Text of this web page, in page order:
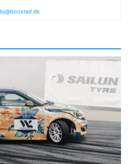
bj@boosted.dk